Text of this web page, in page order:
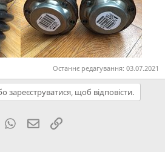
Останнє редагування: 03.07.2021
зареєструватися, щоб відповісти.
WhatsApp
E-mailПосилання